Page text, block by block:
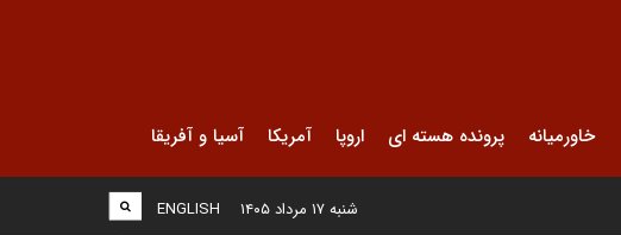
خاورمیانه پرونده هسته ای اروپا آمریکا آسیا و آفریقا
ENGLISH شنبه ۱۷ مرداد ۱۴۰۵